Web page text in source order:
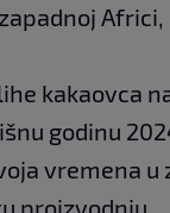
Africi,
kakaovca
godinu
vremena u